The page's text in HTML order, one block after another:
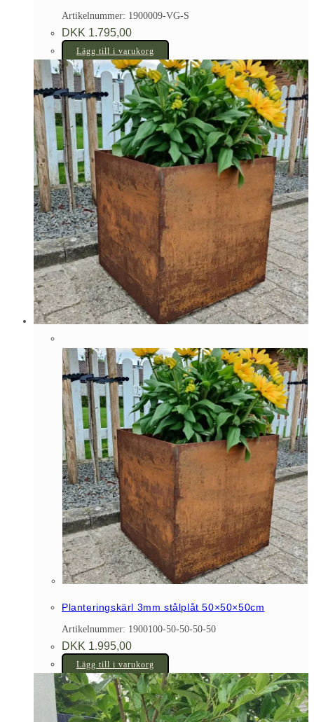
Artikelnummer: 1900009-VG-S
DKK 1.795,00
Lägg till i varukorg
Planteringskärl 3mm stålplåt 50×50×50cm
Artikelnummer: 1900100-50-50-50-50
DKK 1.995,00
Lägg till i varukorg